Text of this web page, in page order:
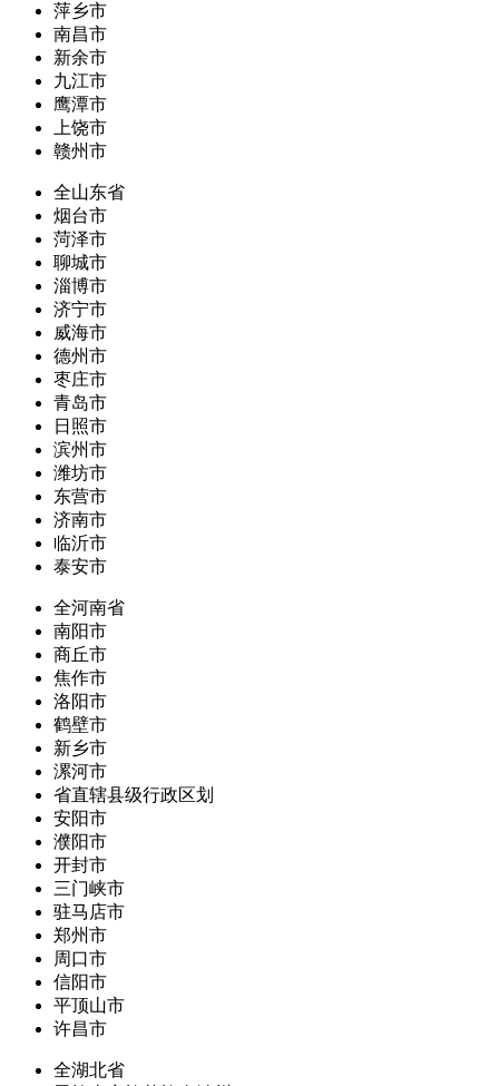
萍乡市
南昌市
新余市
九江市
鹰潭市
上饶市
赣州市
全山东省
烟台市
菏泽市
聊城市
淄博市
济宁市
威海市
德州市
枣庄市
青岛市
日照市
滨州市
潍坊市
东营市
济南市
临沂市
泰安市
全河南省
南阳市
商丘市
焦作市
洛阳市
鹤壁市
新乡市
漯河市
省直辖县级行政区划
安阳市
濮阳市
开封市
三门峡市
驻马店市
郑州市
周口市
信阳市
平顶山市
许昌市
全湖北省